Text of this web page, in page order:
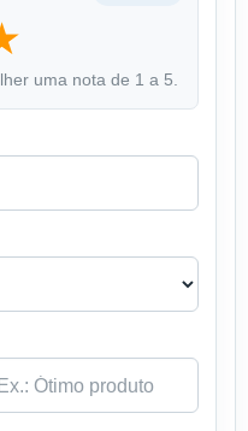
uma nota de 1 a 5.